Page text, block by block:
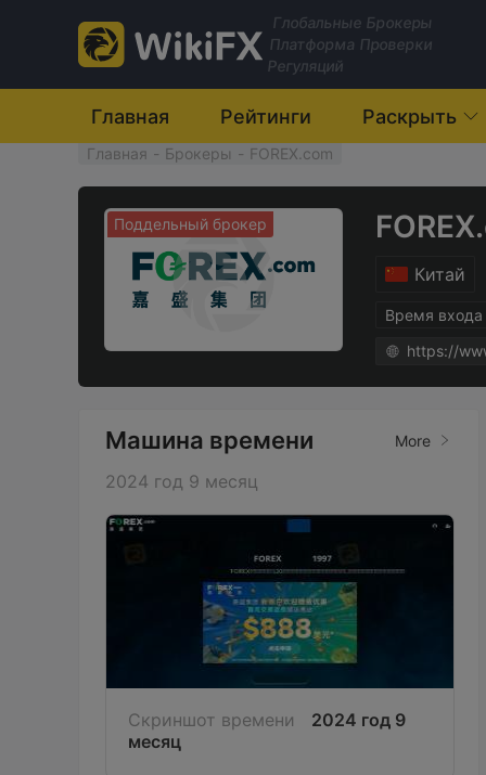
Глобальные Брокеры
Платформа Проверки
Регуляций
Главная Рейтинги Раскрыть
Главная - Брокеры - FOREX.com
Поддельный брокер
Китай
Время
https://
Машина времени More
2024 год 9 месяц
Скриншот времени
2024 год 9
месяц